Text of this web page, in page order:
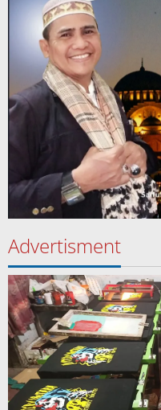
Advertisment